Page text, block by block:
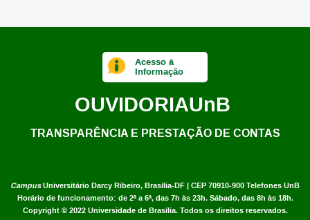
CampusUniversitário Darcy Ribeiro, Brasília-DF | CEP 70910-900 Telefones UnB
Horário de funcionamento: de 2ª a 6ª, das 7h às 23h. Sábado, das 8h às 18h.
Copyright © 2022 Universidade de Brasília. Todos os direitos reservados.
Acesso à
Informação
OUVIDORIAUnB
TRANSPARÊNCIA E PRESTAÇÃO DE CONTAS